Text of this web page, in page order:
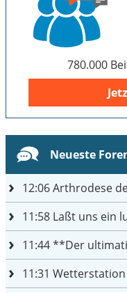
780.000
Neueste
12:06Arthrodese
11:58 Laßt uns ein
11:44**Der
11:31 Wetterstation